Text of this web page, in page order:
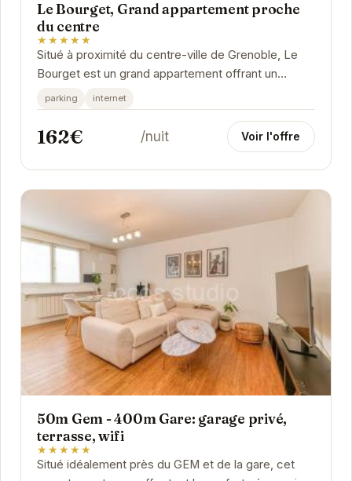
Le Bourget, Grand appartement proche
du centre
★★★★★
Situé à proximité du centre-ville de Grenoble, Le
Bourget est un grand appartement offrant un
espace de vie confortable et moderne. Avec ses...
parking internet
162€ /nuit Voir l'offre
50m Gem - 400m Gare: garage privé,
terrasse, wifi
★★★★★
Situé idéalement près du GEM et de la gare, cet